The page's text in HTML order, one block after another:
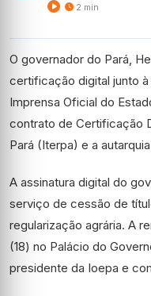
2 min
O governador do Pará,
certificação digital junto
Imprensa Oficial do
contrato de Certificação
Pará (Iterpa) e a
A assinatura digital do
serviço de cessão de
regularização agrária. A
(18) no Palácio do
presidente da Ioepa e